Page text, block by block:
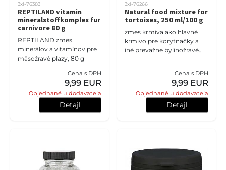
3xi-76383
REPTILAND vitamin
mineralstoffkomplex fur
carnivore 80 g
REPTILAND zmes
minerálov a vitamínov pre
mäsožravé plazy, 80 g
Cena s DPH
9,99 EUR
Objednané u dodavateľa
Detajl
3xi-76266
Natural food mixture for
tortoises, 250 ml/100 g
zmes krmiva ako hlavné
krmivo pre korytnačky a
iné prevažne bylinožravé
základných vitamínov A, C
Cena s DPH
9,99 EUR
Objednané u dodavateľa
Detajl